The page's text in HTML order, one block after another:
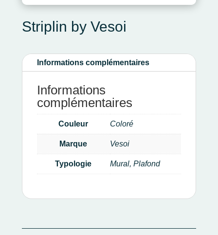
Striplin by Vesoi
Informations complémentaires
Informations
complémentaires
Couleur Coloré
Marque Vesoi
Typologie Mural, Plafond